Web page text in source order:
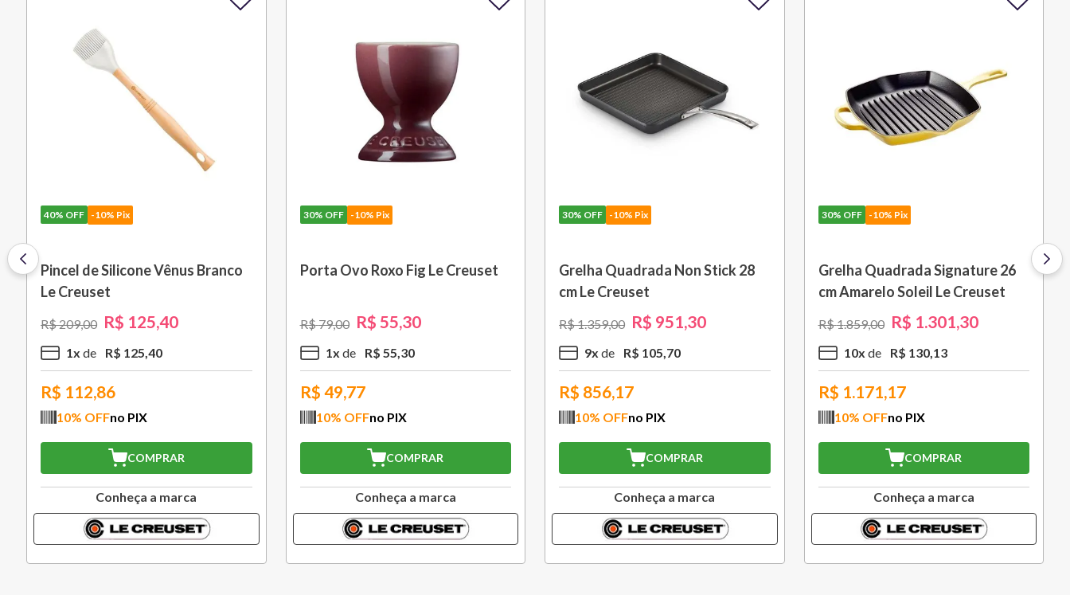
40% OFF -10% Pix
Pincel de Silicone Vênus Branco
Le Creuset
R$209,00 R$ 125,40
1x R$ 125 ,40
R$ 112,86
10% OFFno PIX
COMPRAR
Conheça a marca
30% OFF -10% Pix
Porta Ovo Roxo Fig Le Creuset
R$79,00 R$ 55,30
1x R$ 55 30
R$ 49,77
10% OFFno PIX
COMPRAR
Conheça a marca
30% OFF -10% Pix
Grelha Quadrada Non Stick 28
cm Le Creuset
R$1.359,00 R$ 951,30
9x R$ 105 70
R$ 856,17
10% OFFno PIX
COMPRAR
Conheça a marca
30% OFF -10% Pix
Grelha Quadrada Signature 26
cm Amarelo Soleil Le Creuset
R$1.859,00 R$ 1.301,30
10x R$ 130, 13
R$ 1.171,17
10% OFFno PIX
COMPRAR
Conheça a marca